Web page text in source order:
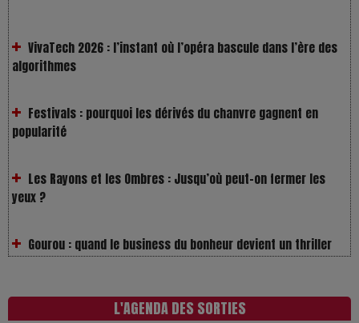
LOL 2.0 : aimer, grandir et se comprendre à l’ère des
L'AGENDA DES SORTIES